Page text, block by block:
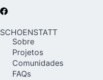
SCHOENSTATT
Sobre
Projetos
Comunidades
FAQs